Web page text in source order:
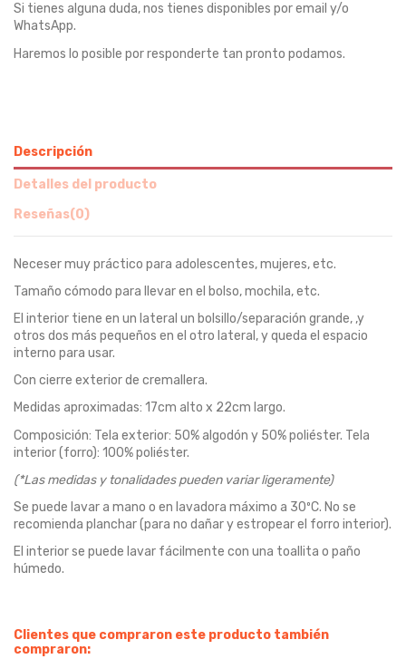
Si tienes alguna duda, nos tienes disponibles por email y/o
WhatsApp.
Haremos lo posible por responderte tan pronto podamos.
Descripción
Detalles del producto
Reseñas(0)
Neceser muy práctico para adolescentes, mujeres, etc.
Tamaño cómodo para llevar en el bolso, mochila, etc.
El interior tiene en un lateral un bolsillo/separación grande, ,y
otros dos más pequeños en el otro lateral, y queda el espacio
interno para usar.
Con cierre exterior de cremallera.
Medidas aproximadas: 17cm alto x 22cm largo.
Composición: Tela exterior: 50% algodón y 50% poliéster. Tela
interior (forro): 100% poliéster.
(*Las medidas y tonalidades pueden variar ligeramente)
Se puede lavar a mano o en lavadora máximo a 30ºC. No se
recomienda planchar (para no dañar y estropear el forro interior).
El interior se puede lavar fácilmente con una toallita o paño
húmedo.
Clientes que compraron este producto también
compraron: